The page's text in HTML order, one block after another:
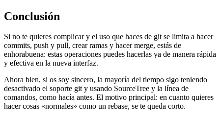
Conclusión
Si no te quieres complicar y el uso que haces de git se limita a hacer
commits, push y pull, crear ramas y hacer merge, estás de
enhorabuena: estas operaciones puedes hacerlas ya de manera rápida
y efectiva en la nueva interfaz.
Ahora bien, si os soy sincero, la mayoría del tiempo sigo teniendo
desactivado el soporte git y usando SourceTree y la línea de
comandos, como hacía antes. El motivo principal: en cuanto quieres
hacer cosas «normales» como un rebase, se te queda corto.